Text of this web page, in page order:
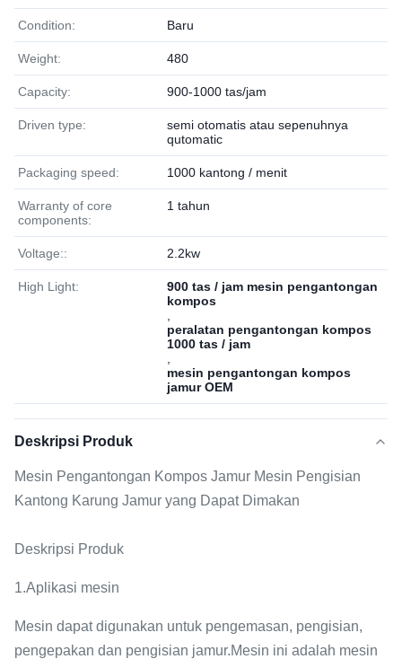
Condition: Baru
Weight: 480
Capacity: 900-1000 tas/jam
Driven type:
semi otomatis atau sepenuhnya
qutomatic
Packaging speed: 1000 kantong / menit
Warranty of core
components:
1 tahun
Voltage:: 2.2kw
High Light:
900 tas / jam mesin pengantongan
kompos
peralatan pengantongan kompos
1000 tas / jam
mesin pengantongan kompos
jamur OEM
Deskripsi Produk
Mesin Pengantongan Kompos Jamur Mesin Pengisian
Kantong Karung Jamur yang Dapat Dimakan
Deskripsi Produk
1.Aplikasi mesin
Mesin dapat digunakan untuk pengemasan, pengisian,
pengepakan dan pengisian jamur.Mesin ini adalah mesin